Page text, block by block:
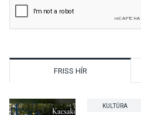
FRISS HÍR
KULTÚRA